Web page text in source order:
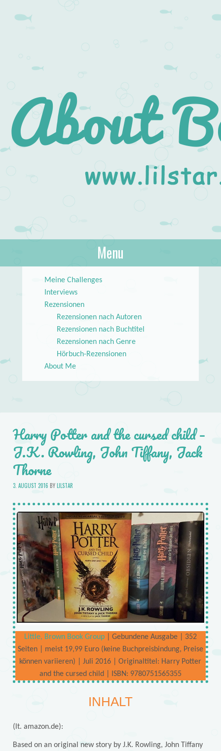
About Books
lilstar.de
Menu
Meine Challenges
Interviews
Rezensionen
Rezensionen nach Autoren
Rezensionen nach Buchtitel
Rezensionen nach Genre
Hörbuch-Rezensionen
About Me
Harry Potter and the cursed child –
J.K. Rowling, John Tiffany, Jack
Thorne
3. AUGUST 2016 BYLILSTAR
Little, Brown Book Group | Gebundene Ausgabe | 352
Seiten | meist 19,99 Euro (keine Buchpreisbindung, Preise
können variieren) | Juli 2016 | Originaltitel: Harry Potter
and the cursed child | ISBN: 9780751565355
INHALT
(lt. amazon.de):
Based on an original new story by J.K. Rowling, John Tiffany